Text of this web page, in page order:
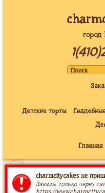
город
Детские торты
Главная
charmcitycakes не
Заказы только через
https://